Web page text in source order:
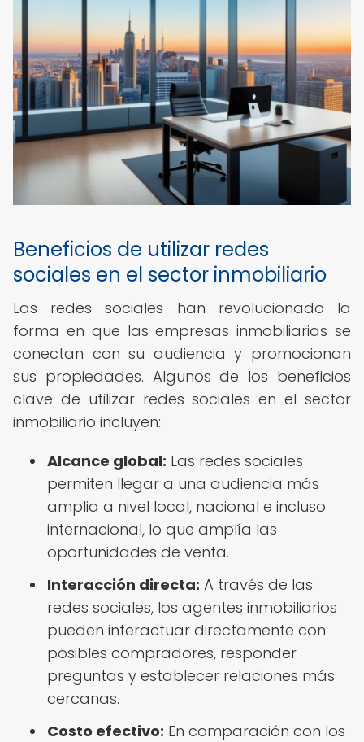
Beneficios de utilizar redes
sociales en el sector inmobiliario
Las redes sociales han revolucionado la
forma en que las empresas inmobiliarias se
conectan con su audiencia y promocionan
sus propiedades. Algunos de los beneficios
clave de utilizar redes sociales en el sector
inmobiliario incluyen:
Alcance global: Las redes sociales
permiten llegar a una audiencia más
amplia a nivel local, nacional e incluso
internacional, lo que amplía las
oportunidades de venta.
Interacción directa: A través de las
redes sociales, los agentes inmobiliarios
pueden interactuar directamente con
posibles compradores, responder
preguntas y establecer relaciones más
cercanas.
Costo efectivo: En comparación con los